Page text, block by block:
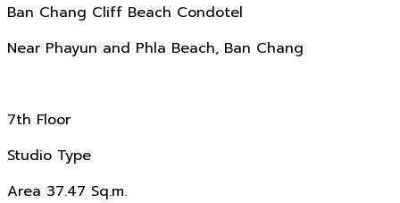
Ban Chang Cliff Beach Condotel
Near Phayun and Phla Beach, Ban Chang
7th Floor
Studio Type
Area 37.47 Sq.m.